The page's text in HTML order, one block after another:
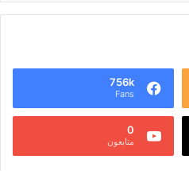
756k
Fans
0
متابعون